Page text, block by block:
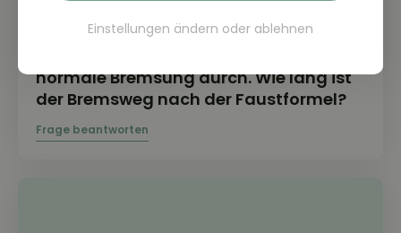
THEORIE FRAGE: 2.2.03-010
normale Bremsung durch. Wie lang ist
der Bremsweg nach der Faustformel?
Einstellungen ändern oder ablehnen